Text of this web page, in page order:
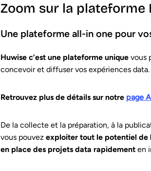
Zoom sur la plateforme
Une plateforme all-in one pour
Huwise c’est une plateforme uniquevous
concevoir et diffuser vos expériences data.
Retrouvez plus de détails sur notre page
De la collecte et la préparation, à la
vous pouvez exploiter tout le potentiel de
en place des projets data rapidementen